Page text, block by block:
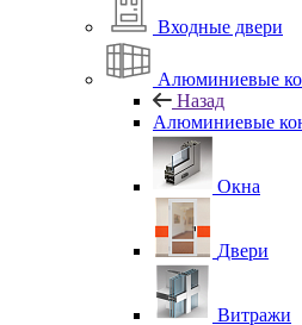
Входные двери
Алюминиевые
Назад
Алюминиевые
Окна
Двери
Витражи